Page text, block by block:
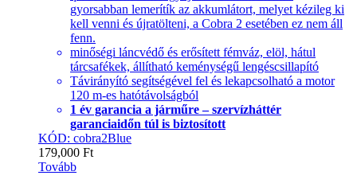
gyorsabban lemerítík az akkumlátort, melyet kézileg ki
kell venni és újratölteni, a Cobra 2 esetében ez nem áll
fenn.
minőségi láncvédő és erősített fémváz, elöl, hátul
tárcsafékek, állítható keménységű lengéscsillapító
Távirányító segítségével fel és lekapcsolható a motor
120 m-es hatótávolságból
1 év garancia a járműre – szervízháttér
garanciaidőn túl is biztosított
KÓD: cobra2Blue
179,000 Ft
Tovább